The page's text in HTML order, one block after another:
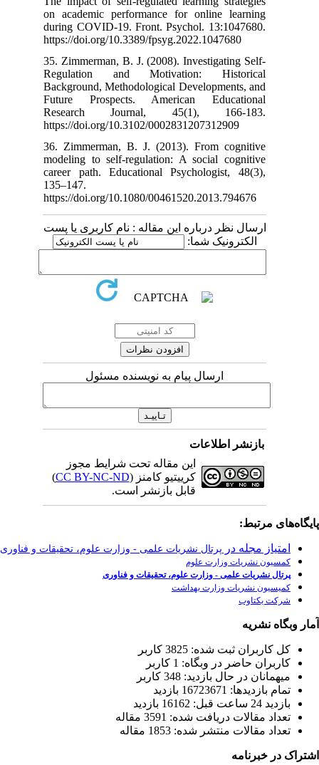
on academic
during
35.
Regulation
Background,
Future
Research
36.
modeling to
career path.
https://doi.org/
کاربری یا پست
CC BY-NC-
)
علوم، تحقیقات و فناوری